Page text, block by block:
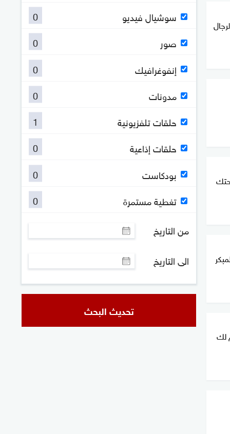
لك
سوشيال فيديو
0
صور
0
إنفوغرافيك
0
مدونات
0
حلقات تلفزيونية
1
حلقات إذاعية
0
بودكاست
0
تغطية مستمرة
0
من التاريخ
الى التاريخ
تحديث البحث